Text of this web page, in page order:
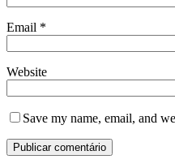
Email *
Website
Save my name, email, and